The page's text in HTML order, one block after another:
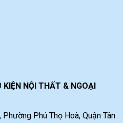
NỘI THẤT & NGOẠI
Phú Thọ Hoà, Quận Tân